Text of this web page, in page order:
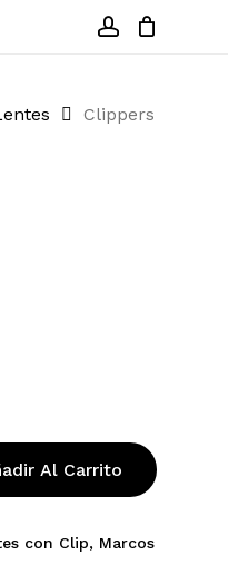
Clippers
Al Carrito
con Clip, Marcos